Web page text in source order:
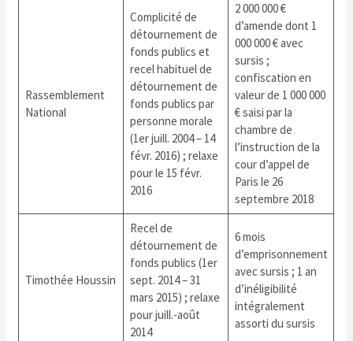
Rassemblement
National
Complicité de
détournement de
fonds publics et
recel habituel de
détournement de
fonds publics par
personne morale
(1er juill. 2004 – 14
févr. 2016) ; relaxe
pour le 15 févr.
2016
2 000 000 €
d’amende dont 1
000 000 € avec
sursis ;
confiscation en
valeur de 1 000 000
€ saisi par la
chambre de
l’instruction de la
cour d’appel de
Paris le 26
septembre 2018
Timothée Houssin
Recel de
détournement de
fonds publics (1er
sept. 2014 – 31
mars 2015) ; relaxe
pour juill.-août
2014
6 mois
d’emprisonnement
avec sursis ; 1 an
d’inéligibilité
intégralement
assorti du sursis